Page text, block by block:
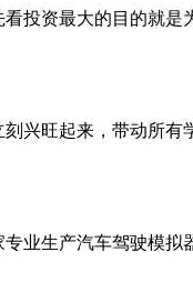
投资最大的目的就
兴旺起来，带动所有
业生产汽车驾驶模拟